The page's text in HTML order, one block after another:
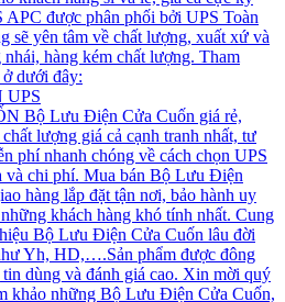
APC được phân phối bởi UPS Toàn
sẽ yên tâm về chất lượng, xuất xứ và
nhái, hàng kém chất lượng. Tham
dưới đây:
Bộ Lưu Điện Cửa Cuốn giá rẻ,
lượng giá cả cạnh tranh nhất, tư
phí nhanh chóng về cách chọn UPS
và chi phí. Mua bán Bộ Lưu Điện
hàng lắp đặt tận nơi, bảo hành uy
khách hàng khó tính nhất. Cung
Bộ Lưu Điện Cửa Cuốn lâu đời
Yh, HD,….Sản phẩm được đông
tin dùng và đánh giá cao. Xin mời quý
khảo những Bộ Lưu Điện Cửa Cuốn,